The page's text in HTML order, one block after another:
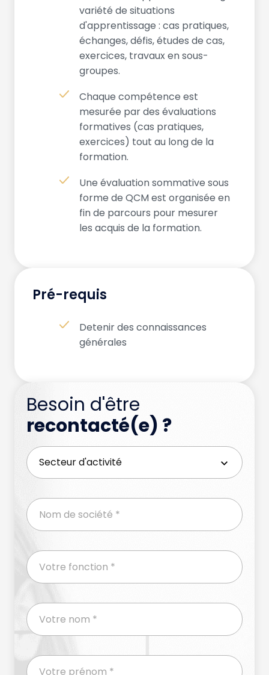
variété de situations
d'apprentissage : cas pratiques,
échanges, défis, études de cas,
exercices, travaux en sous-
groupes.
Chaque compétence est
mesurée par des évaluations
formatives (cas pratiques,
exercices) tout au long de la
formation.
Une évaluation sommative sous
forme de QCM est organisée en
fin de parcours pour mesurer
les acquis de la formation.
Pré-requis
Detenir des connaissances
générales
Besoin d'être
recontacté(e) ?